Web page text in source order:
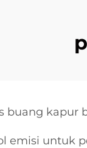
buang kapur
emisi untuk